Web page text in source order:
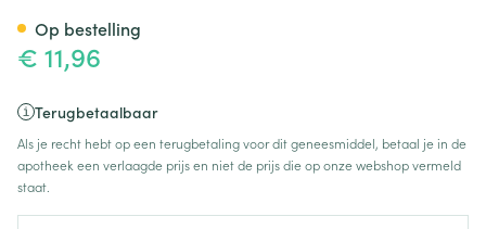
€ 11,96
Terugbetaalbaar
Als je recht hebt op een terugbetaling voor dit geneesmiddel, betaal je in de
apotheek een verlaagde prijs en niet de prijs die op onze webshop vermeld
staat.
Op bestelling